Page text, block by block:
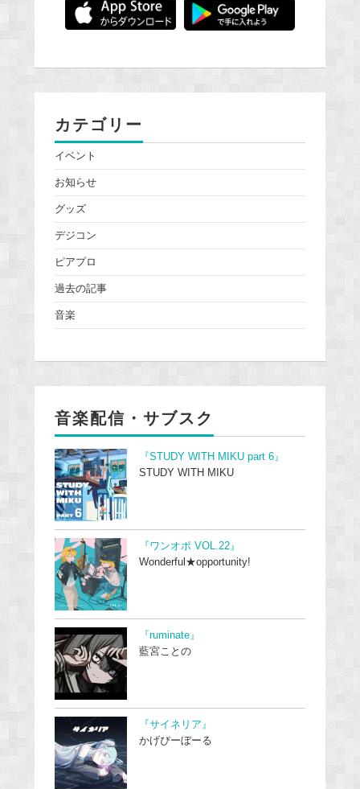
カテゴリー
イベント
お知らせ
グッズ
デジコン
ピアプロ
過去の記事
音楽
音楽配信・サブスク
『STUDY WITH MIKU part 6』
STUDY WITH MIKU
『ワンオポ VOL.22』
Wonderful★opportunity!
『ruminate』
藍宮ことの
『サイネリア』
かげぴーぼーる